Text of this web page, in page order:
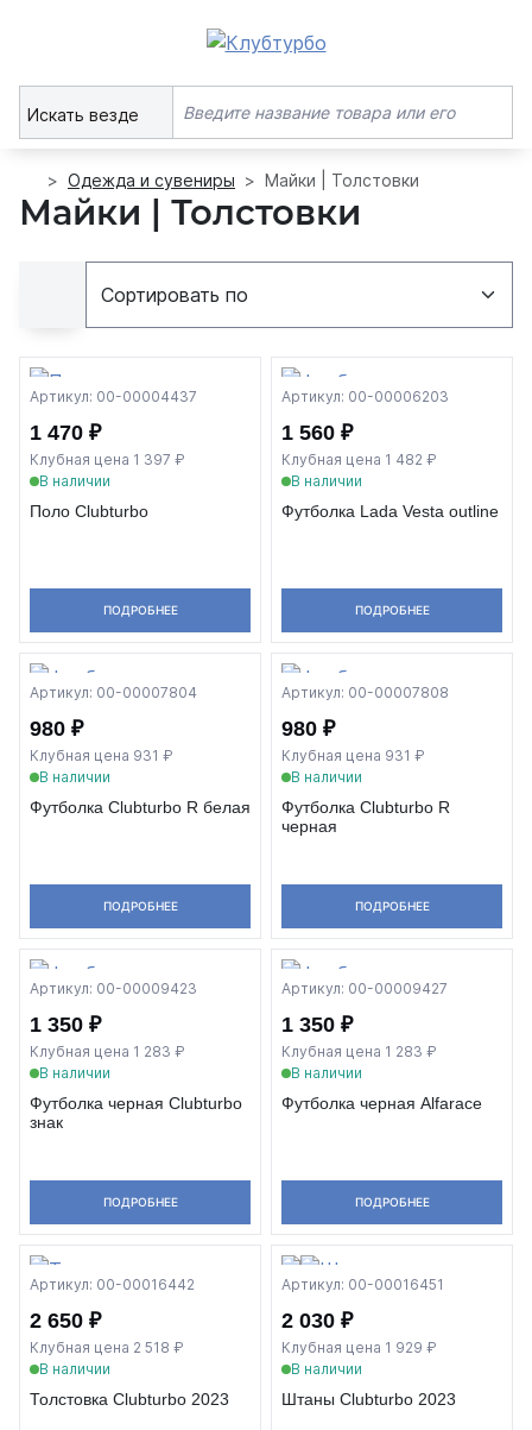
Искать везде
Одежда и сувениры Майки | Толстовки
Майки | Толстовки
Артикул: 00-00004437
1 470 ₽
Клубная цена 1 397 ₽
В наличии
Поло Clubturbo
ПОДРОБНЕЕ
Артикул: 00-00006203
1 560 ₽
Клубная цена 1 482 ₽
В наличии
Футболка Lada Vesta outline
ПОДРОБНЕЕ
Артикул: 00-00007804
980 ₽
Клубная цена 931 ₽
В наличии
Футболка Clubturbo R белая
ПОДРОБНЕЕ
Артикул: 00-00007808
980 ₽
Клубная цена 931 ₽
В наличии
Футболка Clubturbo R
черная
ПОДРОБНЕЕ
Артикул: 00-00009423
1 350 ₽
Клубная цена 1 283 ₽
В наличии
Футболка черная Clubturbo
знак
ПОДРОБНЕЕ
Артикул: 00-00009427
1 350 ₽
Клубная цена 1 283 ₽
В наличии
Футболка черная Alfarace
ПОДРОБНЕЕ
Артикул: 00-00016442
2 650 ₽
Клубная цена 2 518 ₽
В наличии
Толстовка Clubturbo 2023
Артикул: 00-00016451
2 030 ₽
Клубная цена 1 929 ₽
В наличии
Штаны Clubturbo 2023